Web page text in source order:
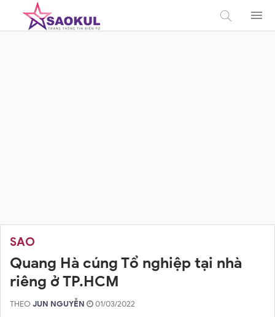
SAO
Quang Hà cúng Tổ nghiệp tại nhà
riêng ở TP.HCM
THEO JUN NGUYỄN 01/03/2022